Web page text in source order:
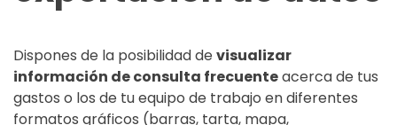
Dispones de la posibilidad de visualizar
información de consulta frecuenteacerca de tus
gastos o los de tu equipo de trabajo en diferentes
formatos gráficos (barras, tarta, mapa,